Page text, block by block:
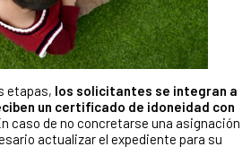
etapas, los solicitantes se integran a
un certificado de idoneidad con
caso de no concretarse una asignación
actualizar el expediente para su